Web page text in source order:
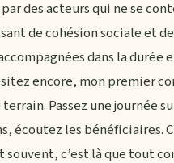
des acteurs qui ne se
de cohésion sociale et
dans la
encore, mon premier
Passez une journée
écoutez les bénéficiaires.
souvent, c’est là que tout